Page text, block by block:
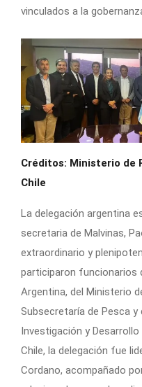
vinculados a la
Créditos: Ministerio de
Chile
La delegación argentina
secretaria de Malvinas,
extraordinario y
participaron funcionarios
Argentina, del Ministerio
Subsecretaría de Pesca
Investigación y
Chile, la delegación fue
Cordano, acompañado